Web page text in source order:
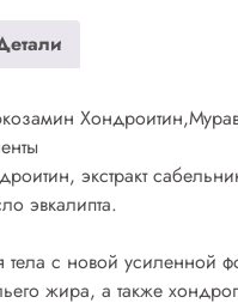
экстракт
эвкалипта.
тела с новой усиленной
жира, а также